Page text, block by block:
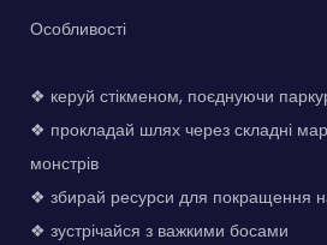
Особливості
❖ керуй стікменом, поєднуючи
❖ прокладай шлях через складні
монстрів
❖ збирай ресурси для покращення
❖ зустрічайся з важкими босами